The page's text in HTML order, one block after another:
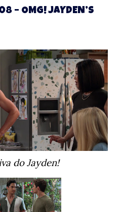
– OMG! JAYDEN’S
do Jayden!